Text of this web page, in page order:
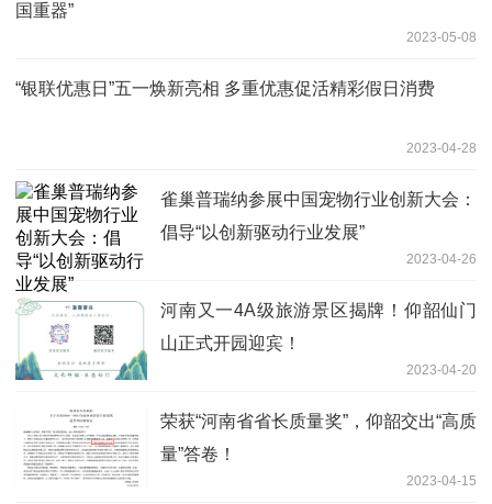
国重器”
2023-05-08
“银联优惠日”五一焕新亮相 多重优惠促活精彩假日消费
2023-04-28
雀巢普瑞纳参展中国宠物行业创新大会：
倡导“以创新驱动行业发展”
2023-04-26
河南又一4A级旅游景区揭牌！仰韶仙门
山正式开园迎宾！
2023-04-20
荣获“河南省省长质量奖”，仰韶交出“高质
量”答卷！
2023-04-15